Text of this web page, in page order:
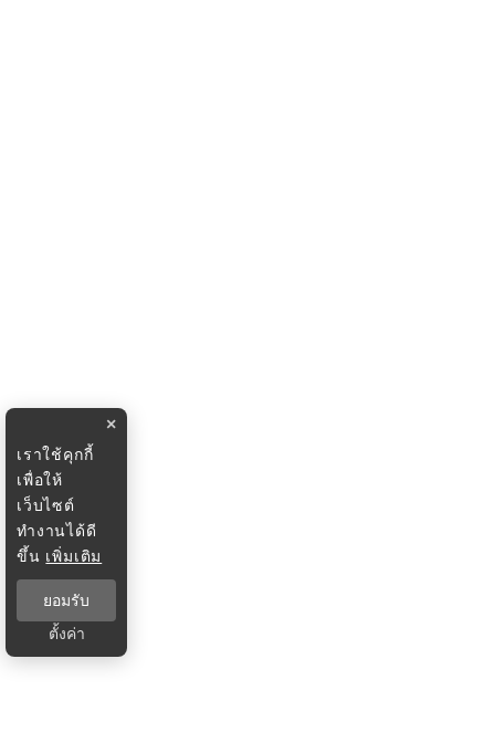
×
เราใช้คุกกี้
เพื่อให้
เว็บไซต์
ทำงานได้ดี
ขึ้น เพิ่มเติม
ยอมรับ
ตั้งค่า